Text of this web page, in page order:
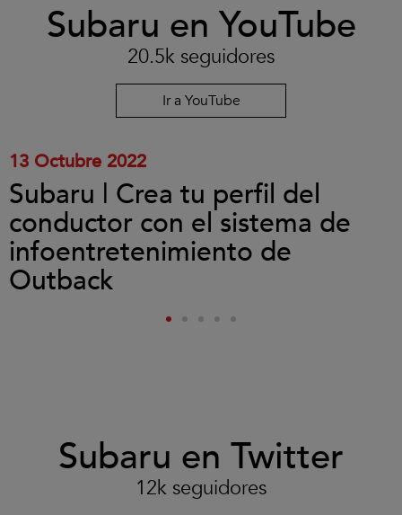
Subaru en YouTube
20.5k seguidores
Ir a YouTube
aceptar
13 Octubre 2022
Subaru | Crea tu perfil del
conductor con el sistema de
infoentretenimiento de
Outback
Subaru en Twitter
12k seguidores